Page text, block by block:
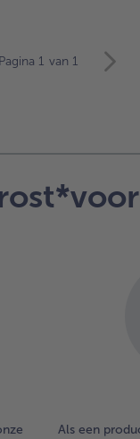
Pagina 1 van 1
Als een